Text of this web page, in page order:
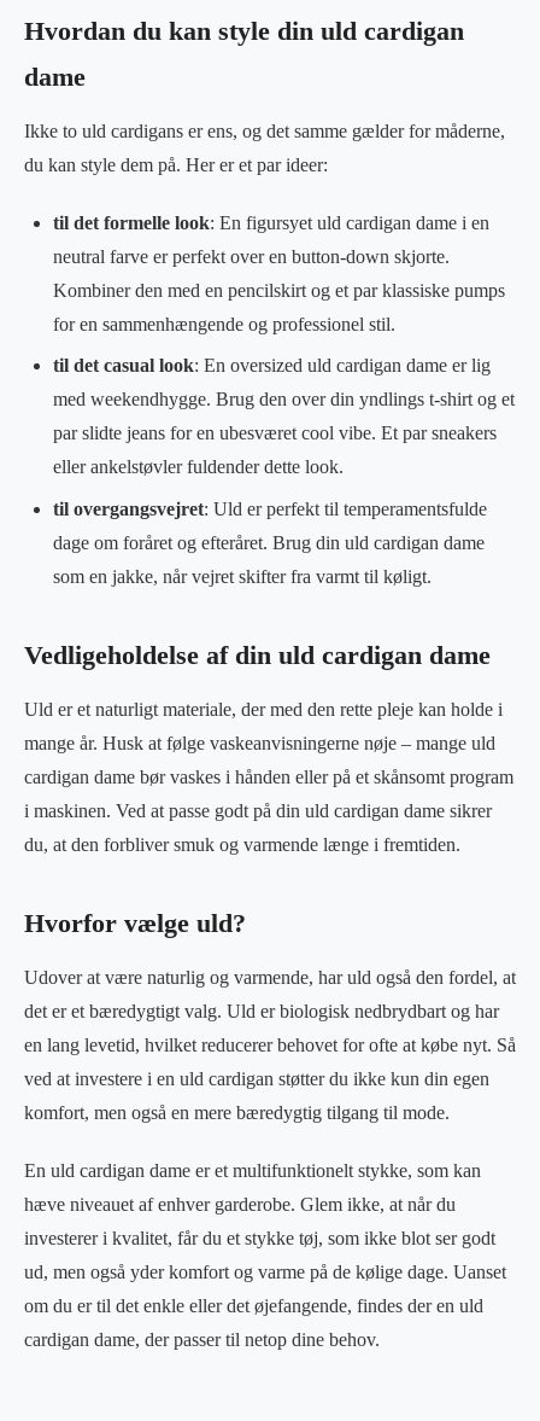
Hvordan du kan style din uld cardigan
dame
Ikke to uld cardigans er ens, og det samme gælder for måderne,
du kan style dem på. Her er et par ideer:
til det formelle look: En figursyet uld cardigan dame i en
neutral farve er perfekt over en button-down skjorte.
Kombiner den med en pencilskirt og et par klassiske pumps
for en sammenhængende og professionel stil.
til det casual look: En oversized uld cardigan dame er lig
med weekendhygge. Brug den over din yndlings t-shirt og et
par slidte jeans for en ubesværet cool vibe. Et par sneakers
eller ankelstøvler fuldender dette look.
til overgangsvejret: Uld er perfekt til temperamentsfulde
dage om foråret og efteråret. Brug din uld cardigan dame
som en jakke, når vejret skifter fra varmt til køligt.
Vedligeholdelse af din uld cardigan dame
Uld er et naturligt materiale, der med den rette pleje kan holde i
mange år. Husk at følge vaskeanvisningerne nøje – mange uld
cardigan dame bør vaskes i hånden eller på et skånsomt program
i maskinen. Ved at passe godt på din uld cardigan dame sikrer
du, at den forbliver smuk og varmende længe i fremtiden.
Hvorfor vælge uld?
Udover at være naturlig og varmende, har uld også den fordel, at
det er et bæredygtigt valg. Uld er biologisk nedbrydbart og har
en lang levetid, hvilket reducerer behovet for ofte at købe nyt. Så
ved at investere i en uld cardigan støtter du ikke kun din egen
komfort, men også en mere bæredygtig tilgang til mode.
En uld cardigan dame er et multifunktionelt stykke, som kan
hæve niveauet af enhver garderobe. Glem ikke, at når du
investerer i kvalitet, får du et stykke tøj, som ikke blot ser godt
ud, men også yder komfort og varme på de kølige dage. Uanset
om du er til det enkle eller det øjefangende, findes der en uld
cardigan dame, der passer til netop dine behov.